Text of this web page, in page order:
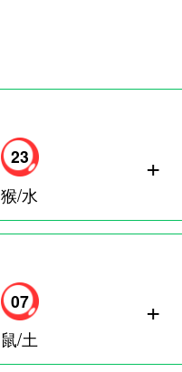
23
猴/水
+
07
鼠/土
+